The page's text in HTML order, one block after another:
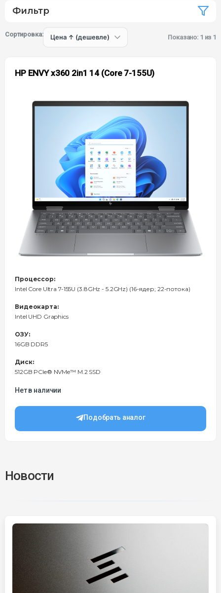
Фильтр
Сортировка: Показано: 1 из 1
HP ENVY x360 2in1 14 (Core 7-155U)
Процессор:
Intel Core Ultra 7-155U (3.8GHz - 5.2GHz) (16-ядер; 22-потока)
Видеокарта:
Intel UHD Graphics
ОЗУ:
16GB DDR5
Диск:
512GB PCIe® NVMe™ M.2 SSD
Нет в наличии
Подобрать аналог
Новости